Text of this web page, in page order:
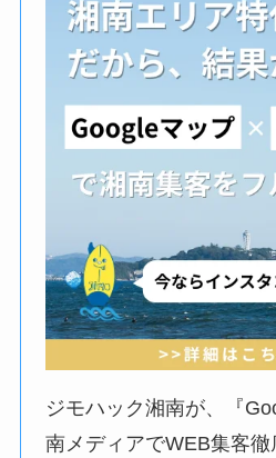
ジモハック湘南が、『
南メディアでWEB集客